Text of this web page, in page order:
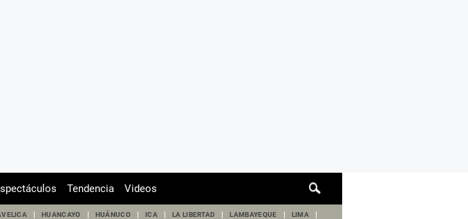
de
Tendencia Videos
HUANCAYO HUÁNUCO ICA LA LIBERTAD LAMBAYEQUE LIMA